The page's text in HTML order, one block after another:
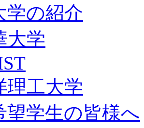
学の紹介
大学
理工大学
望学生の皆様へ